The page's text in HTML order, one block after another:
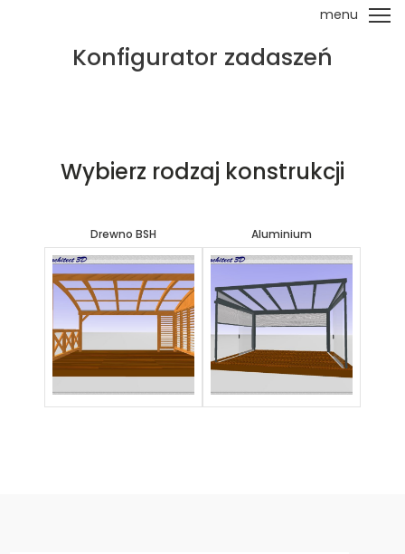
menu
Konfigurator zadaszeń
Wybierz rodzaj konstrukcji
Drewno BSH Aluminium